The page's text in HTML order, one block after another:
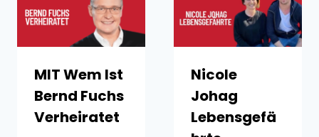
MIT Wem Ist
Bernd Fuchs
Verheiratet
Nicole
Johag
Lebensgefä